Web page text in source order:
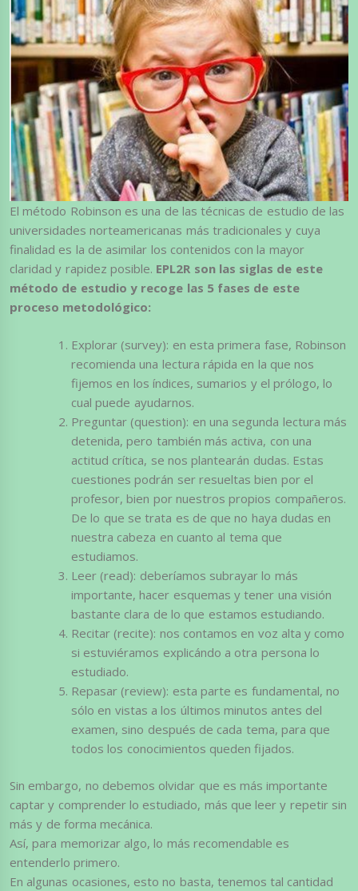
El método Robinson es una de las técnicas de estudio de las
universidades norteamericanas más tradicionales y cuya
finalidad es la de asimilar los contenidos con la mayor
claridad y rapidez posible. EPL2R son las siglas de este
método de estudio y recoge las 5 fases de este
proceso metodológico:
Explorar (survey): en esta primera fase, Robinson
recomienda una lectura rápida en la que nos
fijemos en los índices, sumarios y el prólogo, lo
cual puede ayudarnos.
Preguntar (question): en una segunda lectura más
detenida, pero también más activa, con una
actitud crítica, se nos plantearán dudas. Estas
cuestiones podrán ser resueltas bien por el
profesor, bien por nuestros propios compañeros.
De lo que se trata es de que no haya dudas en
nuestra cabeza en cuanto al tema que
estudiamos.
Leer (read): deberíamos subrayar lo más
importante, hacer esquemas y tener una visión
bastante clara de lo que estamos estudiando.
Recitar (recite): nos contamos en voz alta y como
si estuviéramos explicándo a otra persona lo
estudiado.
Repasar (review): esta parte es fundamental, no
sólo en vistas a los últimos minutos antes del
examen, sino después de cada tema, para que
todos los conocimientos queden fijados.
Sin embargo, no debemos olvidar que es más importante
captar y comprender lo estudiado, más que leer y repetir sin
más y de forma mecánica.
Así, para memorizar algo, lo más recomendable es
entenderlo primero.
En algunas ocasiones, esto no basta, tenemos tal cantidad